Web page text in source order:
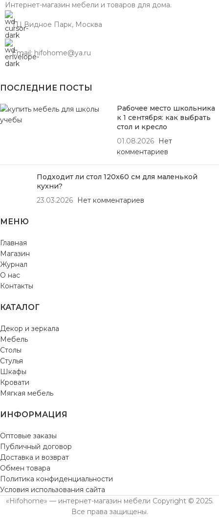
Интернет-магазин мебели и товаров для дома.
ТЦ Видное Парк, Москва
Email: hifohome@ya.ru
ПОСЛЕДНИЕ ПОСТЫ
Рабочее место школьника
к 1 сентября: как выбрать
стол и кресло
01.08.2026
Нет
комментариев
Подходит ли стол 120х60 см для маленькой
кухни?
23.03.2026
Нет комментариев
МЕНЮ
Главная
Магазин
Журнал
О нас
Контакты
КАТАЛОГ
Декор и зеркала
Мебель
Столы
Стулья
Шкафы
Кровати
Мягкая мебель
ИНФОРМАЦИЯ
Оптовые заказы
Публичный договор
Доставка и возврат
Обмен товара
Политика конфиденциальности
Условия использования сайта
«Hifohome» — интернет-магазин мебели Copyright © 2025.
Все права защищены.